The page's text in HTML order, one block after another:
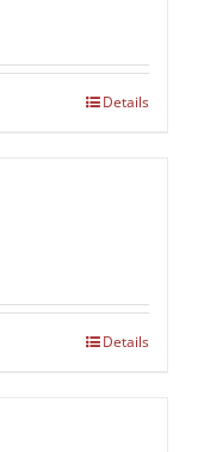
Details
Details